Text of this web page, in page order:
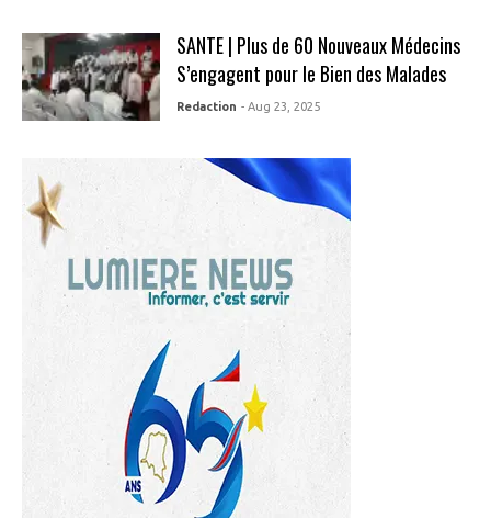
SANTE | Plus de 60 Nouveaux Médecins
S’engagent pour le Bien des Malades
Redaction - Aug 23, 2025